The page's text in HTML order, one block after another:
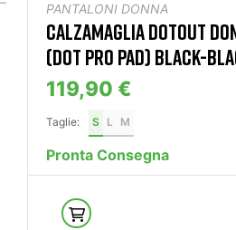
PANTALONI DONNA
CALZAMAGLIA DOTOUT
(DOT PRO PAD) BLACK-
119,90 €
Taglie: S L M
Pronta Consegna